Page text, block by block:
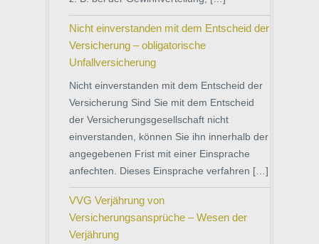
Nicht einverstanden mit dem Entscheid der
Versicherung – obligatorische
Unfallversicherung
Nicht einverstanden mit dem Entscheid der
Versicherung Sind Sie mit dem Entscheid
der Versicherungsgesellschaft nicht
einverstanden, können Sie ihn innerhalb der
angegebenen Frist mit einer Einsprache
anfechten. Dieses Einsprache verfahren […]
VVG Verjährung von
Versicherungsansprüche – Wesen der
Verjährung